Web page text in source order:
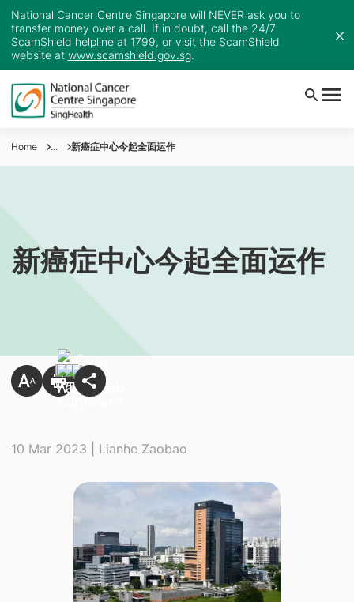
National Cancer Centre Singapore will NEVER ask you to
transfer money over a call. If in doubt, call the 24/7
ScamShield helpline at 1799, or visit the ScamShield
website at www.scamshield.gov.sg.
Home ... 新癌症中心今起全面运作
新癌症中心今起全面运作
10 Mar 2023 | Lianhe Zaobao